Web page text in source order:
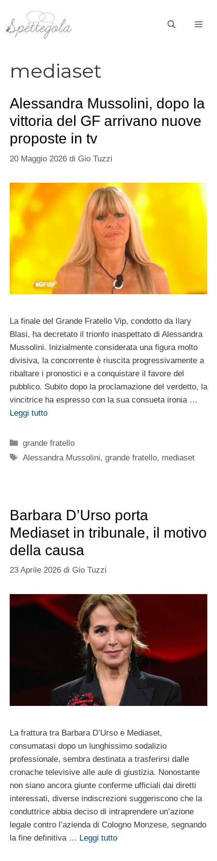
contenuto
mediaset
Alessandra Mussolini, dopo la
vittoria del GF arrivano nuove
proposte in tv
20 Maggio 2026 di Gio Tuzzi
La finale del Grande Fratello Vip, condotto da Ilary
Blasi, ha decretato il trionfo inaspettato di Alessandra
Mussolini. Inizialmente considerata una figura molto
divisiva, la concorrente è riuscita progressivamente a
ribaltare i pronostici e a conquistare il favore del
pubblico. Subito dopo la proclamazione del verdetto, la
vincitrice ha espresso con la sua consueta ironia …
Leggi tutto
Categorie
grande fratello
Tag
Alessandra Mussolini,grande fratello, mediaset
Barbara D’Urso porta
Mediaset in tribunale, il motivo
della causa
23 Aprile 2026 di Gio Tuzzi
La frattura tra Barbara D’Urso e Mediaset,
consumatasi dopo un lunghissimo sodalizio
professionale, sembra destinata a trasferirsi dalle
cronache televisive alle aule di giustizia. Nonostante
non siano ancora giunte conferme ufficiali dai diretti
interessati, diverse indiscrezioni suggeriscono che la
conduttrice abbia deciso di intraprendere un’azione
legale contro l’azienda di Cologno Monzese, segnando
la fine definitiva … Leggi tutto